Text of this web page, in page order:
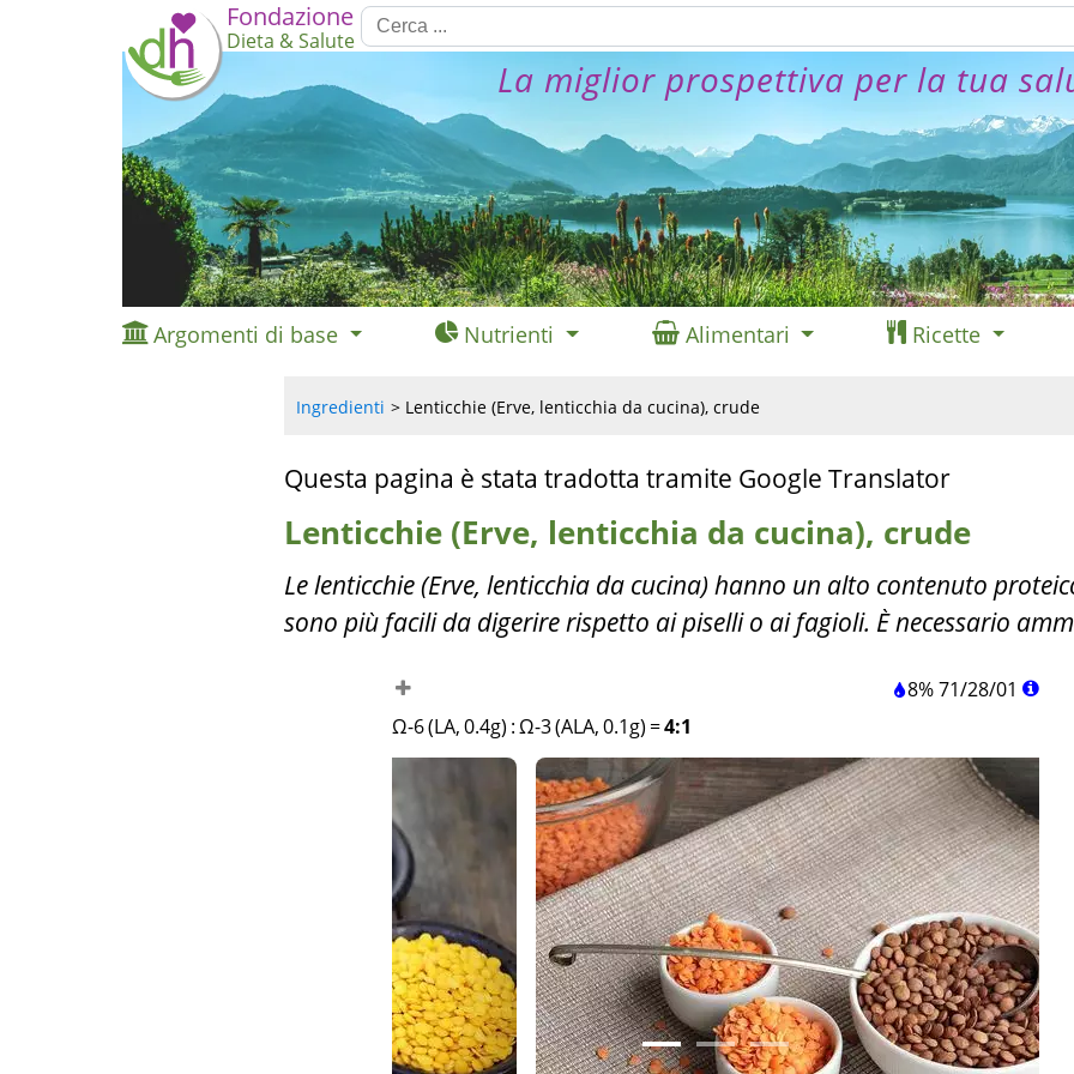
Fondazione
Dieta & Salute
La miglior prospettiva per la tua
Argomenti di base Nutrienti Alimentari Ricette
Ingredienti Lenticchie (Erve, lenticchia da cucina), crude
Questa pagina è stata tradotta tramite Google Translator
Lenticchie (Erve, lenticchia da cucina), crude
Le lenticchie (Erve, lenticchia da cucina) hanno un alto contenuto
sono più facili da digerire rispetto ai piselli o ai fagioli. È necessario
8%71/28/01
Ω-6 (LA, 0.4g) :Ω-3 (ALA, 0.1g) =4:1